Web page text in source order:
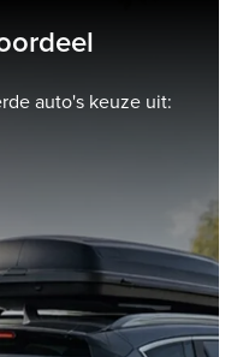
auto's keuze uit: